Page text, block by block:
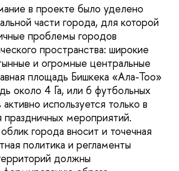
в проекте было уделено
части города, для которой
проблемы городов
пространства: широкие
и огромные центральные
площадь Бишкека «Ала-Тоо»
около 4 Га, или 6 футбольных
используется только в
мероприятий.
города вносит и точечная
политика и регламенты
должны